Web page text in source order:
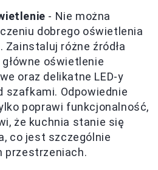
- Nie można
dobrego oświetlenia
Zainstaluj różne źródła
oświetlenie
oraz delikatne LED-y
szafkami. Odpowiednie
poprawi funkcjonalność,
że kuchnia stanie się
co jest szczególnie
przestrzeniach.